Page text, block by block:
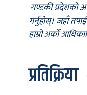
गण्डकी प्रदेशको
गर्नुहोस्। जहाँ
हाम्रो अर्को
प्रतिक्रिया